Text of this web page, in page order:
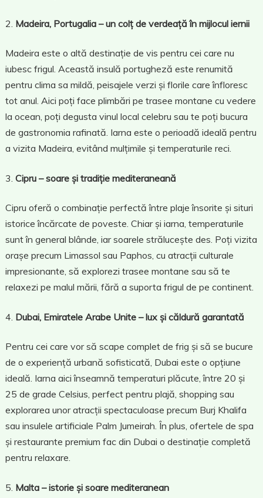
Madeira, Portugalia – un colț de verdeață în mijlocul iernii
Madeira este o altă destinație de vis pentru cei care nu
iubesc frigul. Această insulă portugheză este renumită
pentru clima sa mildă, peisajele verzi și florile care înfloresc
tot anul. Aici poți face plimbări pe trasee montane cu vedere
la ocean, poți degusta vinul local celebru sau te poți bucura
de gastronomia rafinată. Iarna este o perioadă ideală pentru
a vizita Madeira, evitând mulțimile și temperaturile reci.
Cipru – soare și tradiție mediteraneană
Cipru oferă o combinație perfectă între plaje însorite și situri
istorice încărcate de poveste. Chiar și iarna, temperaturile
sunt în general blânde, iar soarele strălucește des. Poți vizita
orașe precum Limassol sau Paphos, cu atracții culturale
impresionante, să explorezi trasee montane sau să te
relaxezi pe malul mării, fără a suporta frigul de pe continent.
Dubai, Emiratele Arabe Unite – lux și căldură garantată
Pentru cei care vor să scape complet de frig și să se bucure
de o experiență urbană sofisticată, Dubai este o opțiune
ideală. Iarna aici înseamnă temperaturi plăcute, între 20 și
25 de grade Celsius, perfect pentru plajă, shopping sau
explorarea unor atracții spectaculoase precum Burj Khalifa
sau insulele artificiale Palm Jumeirah. În plus, ofertele de spa
și restaurante premium fac din Dubai o destinație completă
pentru relaxare.
Malta – istorie și soare mediteranean